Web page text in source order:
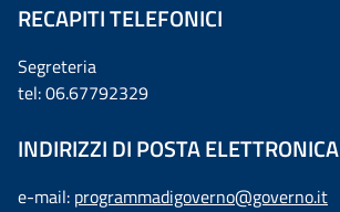
RECAPITI TELEFONICI
Segreteria
tel: 06.67792329
INDIRIZZI DI POSTA ELETTRONICA
e-mail: programmadigoverno@governo.it